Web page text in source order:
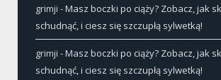
grimji -Masz boczki po ciąży? Zobacz, jak
schudnąć, i ciesz się szczupłą sylwetką!
grimji -Masz boczki po ciąży? Zobacz, jak
schudnąć, i ciesz się szczupłą sylwetką!